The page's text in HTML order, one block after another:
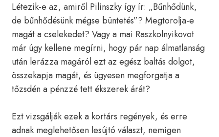
Létezik-e az, amiről Pilinszky így ír: „Bűnhődünk,
de bűnhődésünk mégse büntetés”? Megtorolja-e
magát a cselekedet? Vagy a mai Raszkolnyikovot
már úgy kellene megírni, hogy pár nap álmatlanság
után lerázza magáról ezt az egész baltás dolgot,
összekapja magát, és ügyesen megforgatja a
tőzsdén a pénzzé tett ékszerek árát?
Ezt vizsgálják ezek a kortárs regények, és erre
adnak meglehetősen lesújtó választ, nemigen